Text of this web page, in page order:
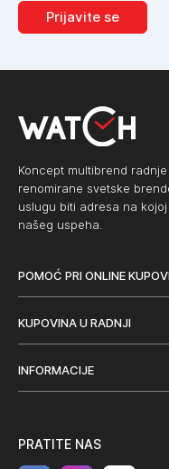
Prijavite se
Koncept multibrend
renomirane svetske
uslugu biti adresa na
našeg uspeha.
POMOĆ PRI ONLINE
KUPOVINA U RADNJI
INFORMACIJE
PRATITE NAS